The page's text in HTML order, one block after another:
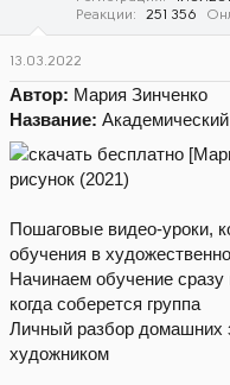
л
а
Реакции
251 356
13.03.2022
Автор: Мария Зинченко
Название:
Пошаговые видеo-уроки,
обучения в
Начинаем обучение
когда соберется группа
Личный разбор домашних
художником